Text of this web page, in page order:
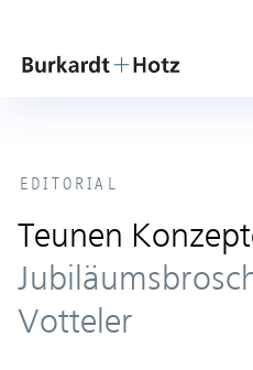
EDITORIAL
Teunen
Votteler